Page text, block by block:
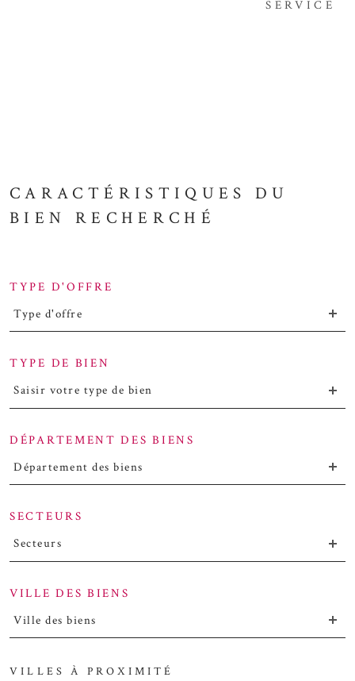
SERVICE
CARACTÉRISTIQUES DU
BIEN RECHERCHÉ
TYPE D'OFFRE
Type d'offre
TYPE DE BIEN
Saisir votre type de bien
DÉPARTEMENT DES BIENS
Département des biens
SECTEURS
Secteurs
VILLE DES BIENS
Ville des biens
VILLES À PROXIMITÉ